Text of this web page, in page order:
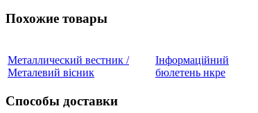
Похожие товары
Металлический вестник /
Металевий вісник
Інформаційний
бюлетень нкре
Способы доставки